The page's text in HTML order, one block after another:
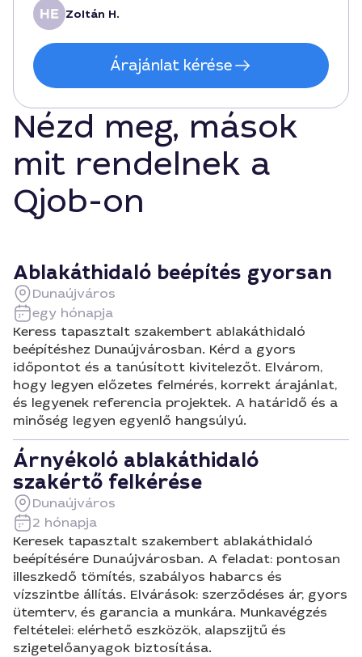
Zoltán H.
Árajánlat kérése
Nézd meg, mások
mit rendelnek a
Qjob-on
Ablakáthidaló beépítés gyorsan
Dunaújváros
egy hónapja
Keress tapasztalt szakembert ablakáthidaló
beépítéshez Dunaújvárosban. Kérd a gyors
időpontot és a tanúsított kivitelezőt. Elvárom,
hogy legyen előzetes felmérés, korrekt árajánlat,
és legyenek referencia projektek. A határidő és a
minőség legyen egyenlő hangsúlyú.
Árnyékoló ablakáthidaló
szakértő felkérése
Dunaújváros
2 hónapja
Keresek tapasztalt szakembert ablakáthidaló
beépítésére Dunaújvárosban. A feladat: pontosan
illeszkedő tömítés, szabályos habarcs és
vízszintbe állítás. Elvárások: szerződéses ár, gyors
ütemterv, és garancia a munkára. Munkavégzés
feltételei: elérhető eszközök, alapszijtű és
szigetelőanyagok biztosítása.